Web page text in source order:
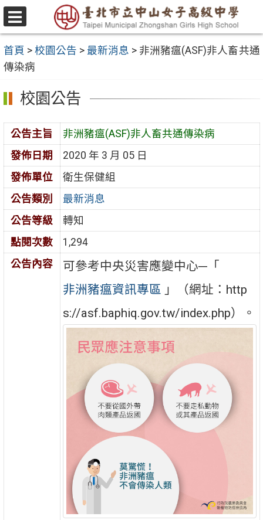
跳
至
要
內
容
區
選
單
首頁 > 校園公告 > 最新消息 > 非洲豬瘟(ASF)非人畜共通
傳染病
校園公告
公告主旨
非洲豬瘟(ASF)非人畜共通傳染病
發佈日期
2020 年 3 月 05 日
發佈單位
衛生保健組
公告類別
最新消息
公告等級
轉知
點閱次數
1,294
公告內容
可參考中央災害應變中心─「
非洲豬瘟資訊專區 」（網址：http
s://asf.baphiq.gov.tw/index.php）。